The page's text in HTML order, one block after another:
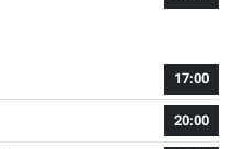
17:00
20:00